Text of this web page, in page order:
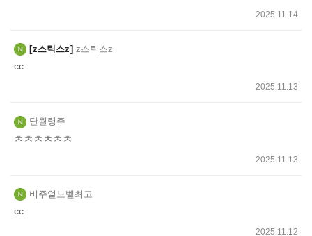
2025.11.14
z스틱스z z스틱스z
cc
2025.11.13
단월령주
ㅊㅊㅊㅊㅊㅊ
2025.11.13
비주얼노벨최고
cc
2025.11.12